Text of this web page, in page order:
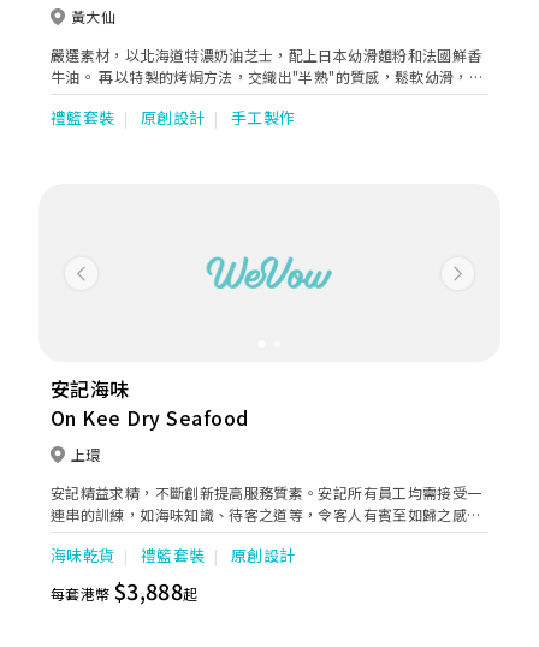
黃大仙
嚴選素材，以北海道特濃奶油芝士，配上日本幼滑麵粉和法國鮮香
牛油。 再以特製的烤焗方法，交織出"半熟"的質感，鬆軟幼滑，清
新香濃而不膩。 非一般芝士蛋糕的享受。
禮籃套裝 原創設計 手工製作
Previous Next
安記海味
On Kee Dry Seafood
上環
安記精益求精，不斷創新提高服務質素。安記所有員工均需接受一
連串的訓練，如海味知識、待客之道等，令客人有賓至如歸之感
覺。我們也設有海味送貨及 送禮服務，每天有專車準時送貨，方便
顧客輕鬆購物和送禮。此外，安記除了 設有客戶服務專線外，亦在
網頁設立客戶服務查詢之頁面，每天均有專人回覆查詢，讓客人能
在短時間內得到回覆。
海味乾貨 禮籃套裝 原創設計
每套港幣 $3,888起